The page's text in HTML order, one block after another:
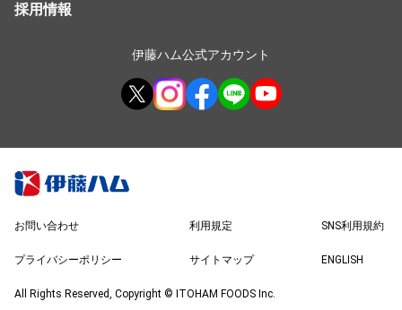
採用情報
伊藤ハム公式アカウント
お問い合わせ 利用規定 SNS利用規約
プライバシーポリシー サイトマップ ENGLISH
All Rights Reserved, Copyright © ITOHAM FOODS Inc.